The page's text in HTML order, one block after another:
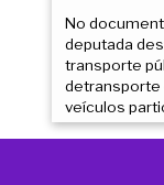
No
deputada
transporte
detransporte
veículos